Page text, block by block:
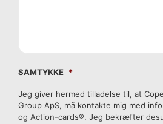
SAMTYKKE *
Jeg giver hermed tilladelse til, at
Group ApS, må kontakte mig med
og Action-cards®. Jeg bekræfter